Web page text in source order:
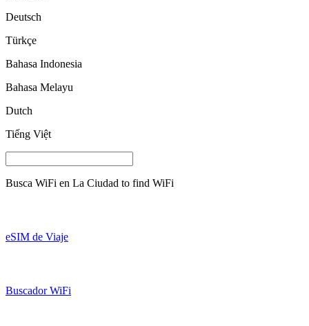
Deutsch
Türkçe
Bahasa Indonesia
Bahasa Melayu
Dutch
Tiếng Việt
Busca WiFi en La Ciudad to find WiFi
eSIM de Viaje
Buscador WiFi